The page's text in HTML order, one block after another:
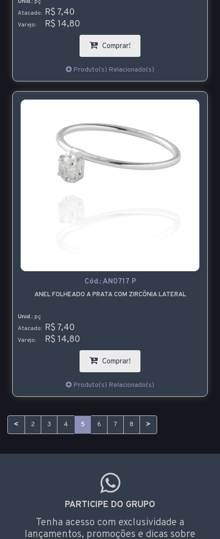
Atacado: R$ 7,40
Varejo: R$ 14,80
Comprar!
Produto(s) Relacionado(s)
Cód.:AN0717 P
ANEL FOLHEADO A PRATA COM ZIRCÔNIA LATERAL
Unid.: pç
Atacado: R$ 7,40
Varejo: R$ 14,80
Comprar!
Produto(s) Relacionado(s)
< 2 3 4 5 6 7 8 >
PARTICIPE DO GRUPO
Tenha acesso com exclusividade a
lançamentos, promoções e dicas sobre